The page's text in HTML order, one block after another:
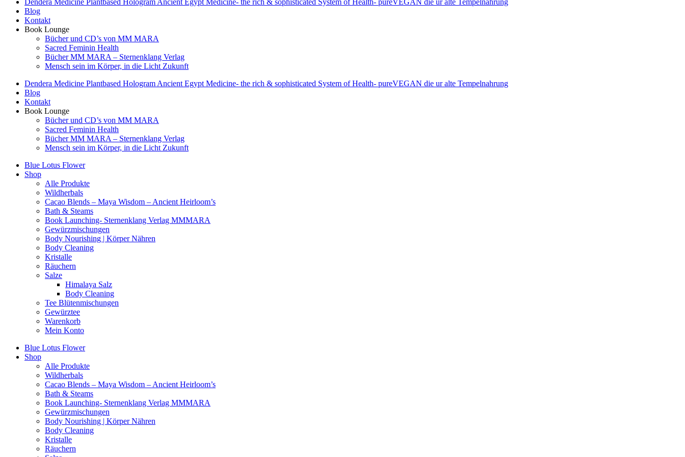
Blog
Kontakt
Book Lounge
Bücher und CD’s von MM MARA
Sacred Feminin Health
Bücher MM MARA – Sternenklang Verlag
Mensch sein im Körper, in die Licht Zukunft
Dendera Medicine Plantbased Hologram Ancient Egypt Medicine- the rich & sophisticated System of Health- pureVEGAN die ur alte Tempelnahrung
Blog
Kontakt
Book Lounge
Bücher und CD’s von MM MARA
Sacred Feminin Health
Bücher MM MARA – Sternenklang Verlag
Mensch sein im Körper, in die Licht Zukunft
Blue Lotus Flower
Shop
Alle Produkte
Wildherbals
Cacao Blends – Maya Wisdom – Ancient Heirloom’s
Bath & Steams
Book Launching- Sternenklang Verlag MMMARA
Gewürzmischungen
Body Nourishing | Körper Nähren
Body Cleaning
Kristalle
Räuchern
Salze
Himalaya Salz
Body Cleaning
Tee Blütenmischungen
Gewürztee
Warenkorb
Mein Konto
Blue Lotus Flower
Shop
Alle Produkte
Wildherbals
Cacao Blends – Maya Wisdom – Ancient Heirloom’s
Bath & Steams
Book Launching- Sternenklang Verlag MMMARA
Gewürzmischungen
Body Nourishing | Körper Nähren
Body Cleaning
Kristalle
Räuchern